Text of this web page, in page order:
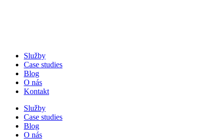
Služby
Case studies
Blog
O nás
Kontakt
Služby
Case studies
Blog
O nás